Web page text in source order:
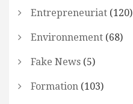
Entrepreneuriat (120)
Environnement (68)
Fake News (5)
Formation (103)